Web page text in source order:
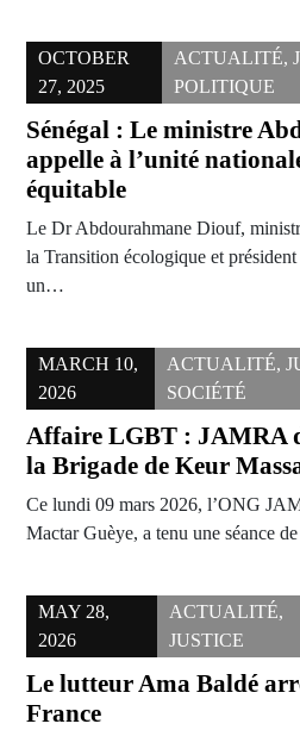
OCTOBER
27, 2025
ACTUALITÉ,
POLITIQUE
Sénégal : Le ministre
appelle à l’unité
équitable
Le Dr Abdourahmane Diouf,
la Transition écologique et
un…
MARCH 10,
2026
ACTUALITÉ,
SOCIÉTÉ
Affaire LGBT : JAMRA
la Brigade de Keur
Ce lundi 09 mars 2026, l’ONG
Mactar Guèye, a tenu une séance
MAY 28,
2026
ACTUALITÉ,
JUSTICE
Le lutteur Ama Baldé
France